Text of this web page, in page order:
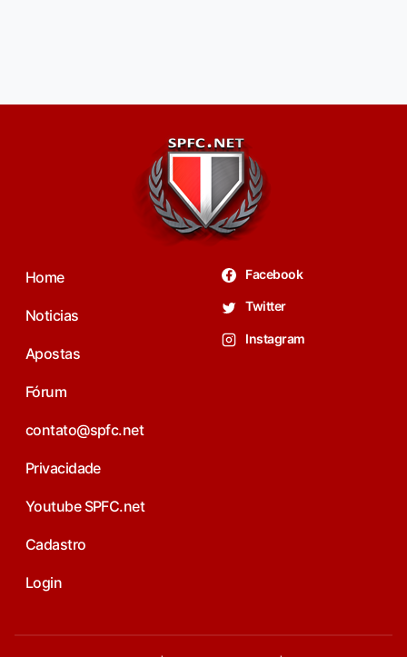
Home
Noticias
Apostas
Fórum
contato@spfc.net
Privacidade
Youtube SPFC.net
Cadastro
Login
Facebook
Twitter
Instagram